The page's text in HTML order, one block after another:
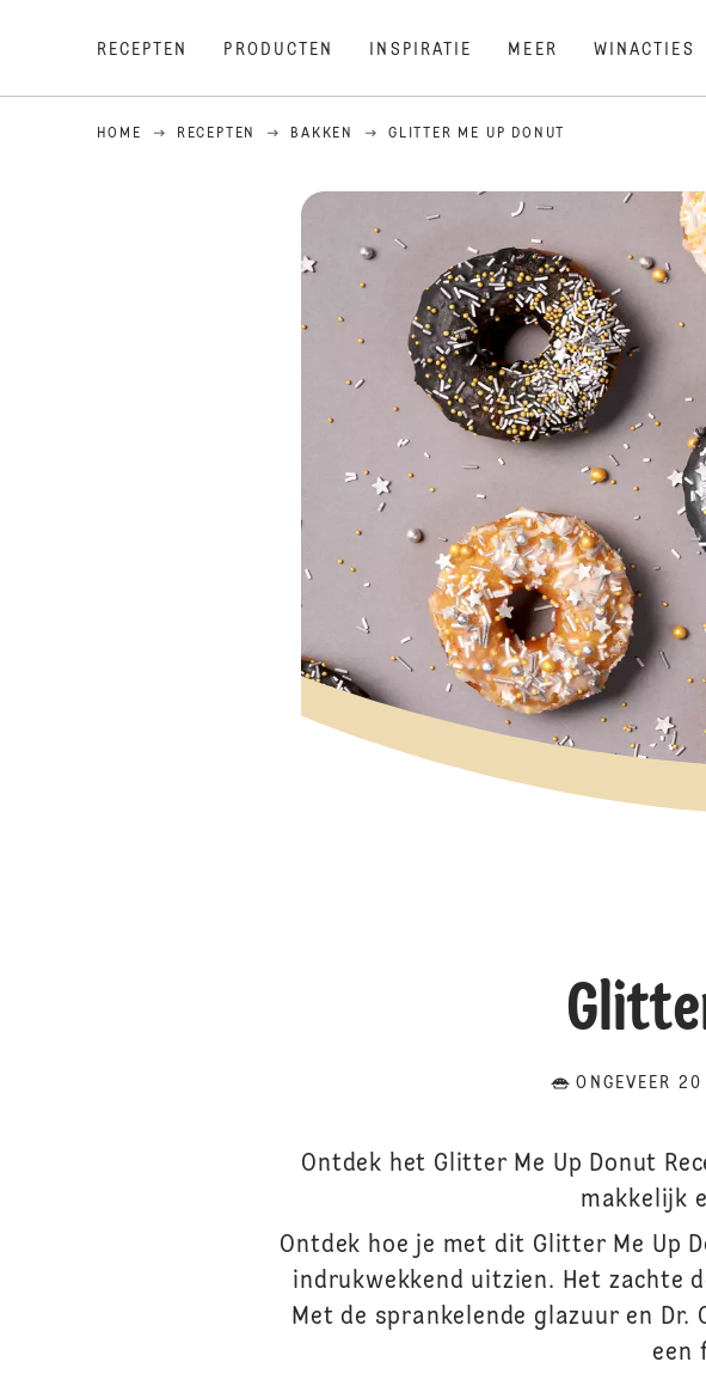
RECEPTEN PRODUCTEN INSPIRATIE MEER WINACTIES
HOME RECEPTEN BAKKEN GLITTER ME UP DONUT
ONGEVEER 20
Ontdek het Glitter Me Up Donut
makkelijk
Ontdek hoe je met dit Glitter Me Up
indrukwekkend uitzien. Het
Met de sprankelende glazuur en
een